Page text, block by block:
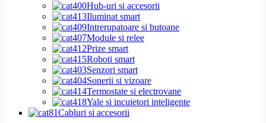
Hub-uri si accesorii
Iluminat smart
Intrerupatoare si butoane
Module si relee
Prize smart
Roboti smart
Senzori smart
Sonerii si vizoare
Termostate si electrovane
Yale si incuietori inteligente
Cabluri si accesorii